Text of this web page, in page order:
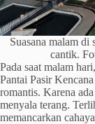
Suasana malam di
cantik.
Pada saat malam
Pantai Pasir
romantis. Karena
menyala terang.
memancarkan